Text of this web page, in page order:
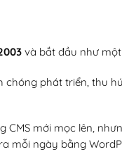
và bắt đầu như một
chóng phát triển, thu
mới mọc lên,
mỗi ngày bằng